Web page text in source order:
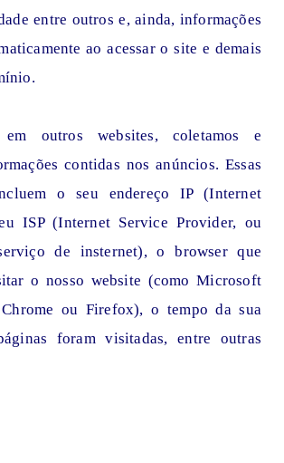
entre outros e, ainda, informações
ao acessar o site e demais
outros websites, coletamos e
contidas nos anúncios. Essas
o seu endereço IP (Internet
ISP (Internet Service Provider, ou
de insternet), o browser que
o nosso website (como Microsoft
ou Firefox), o tempo da sua
foram visitadas, entre outras